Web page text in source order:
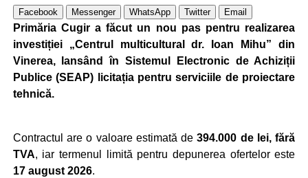
Facebook Messenger WhatsApp Twitter Email
Primăria Cugir a făcut un nou pas pentru realizarea
investiției „Centrul multicultural dr. Ioan Mihu” din
Vinerea, lansând în Sistemul Electronic de Achiziții
Publice (SEAP) licitația pentru serviciile de proiectare
tehnică.
Contractul are o valoare estimată de394.000 de lei, fără
TVA, iar termenul limită pentru depunerea ofertelor este
17 august 2026.